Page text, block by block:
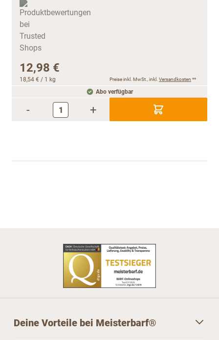
12,98 €
18,54 € / 1 kg Preise inkl. MwSt., inkl. Versandkosten **
Abo verfügbar
- +
Deine Vorteile bei Meisterbarf®